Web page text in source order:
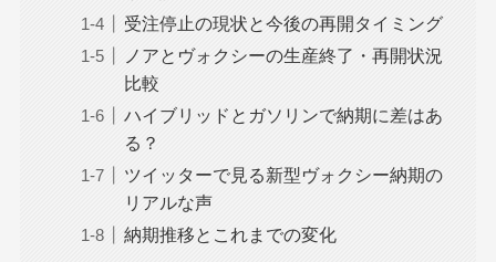
受注停止の現状と今後の再開タイミング
ノアとヴォクシーの生産終了・再開状況
比較
ハイブリッドとガソリンで納期に差はあ
る？
ツイッターで見る新型ヴォクシー納期の
リアルな声
納期推移とこれまでの変化